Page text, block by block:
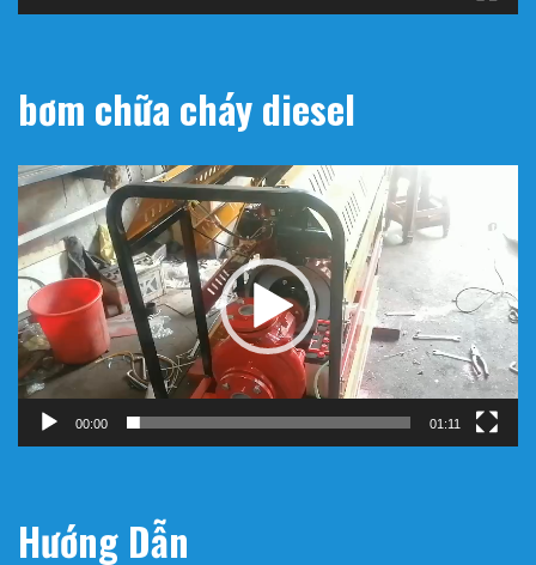
bơm chữa cháy diesel
Trình
chơi
Video
00:00 01:11
Hướng Dẫn